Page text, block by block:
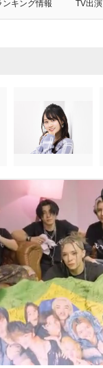
ンキング情報 TV出演